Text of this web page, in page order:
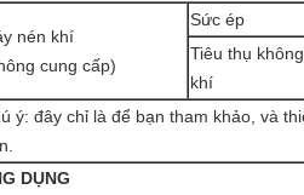
nén khí
cung cấp)
Sức ép
Tiêu thụ không
khí
ý: đây chỉ là để bạn tham khảo, và
DỤNG